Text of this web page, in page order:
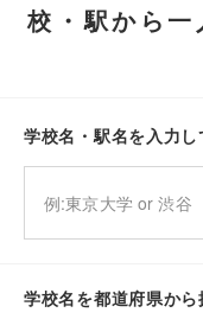
校・駅から
学校名・駅名を入力
学校名を都道府県から